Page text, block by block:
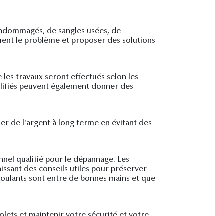
de sangles usées, de
le problème et proposer des solutions
travaux seront effectués selon les
peuvent également donner des
de l'argent à long terme en évitant des
qualifié pour le dépannage. Les
des conseils utiles pour préserver
sont entre de bonnes mains et que